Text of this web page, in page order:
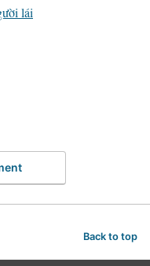
lái
Back to top